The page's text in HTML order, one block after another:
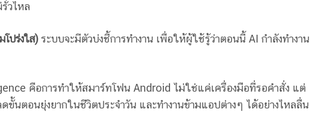
วไหล
โปร่งใส)ระบบจะมีตัวบ่งชี้การทำงาน เพื่อให้ผู้ใช้รู้ว่าตอนนี้ AI กำลังทำงาน
คือการทำให้สมาร์ทโฟน Android ไม่ใช่แค่เครื่องมือที่รอคำสั่ง แต่
นตอนยุ่งยากในชีวิตประจำวัน และทำงานข้ามแอปต่างๆ ได้อย่างไหลลื่น